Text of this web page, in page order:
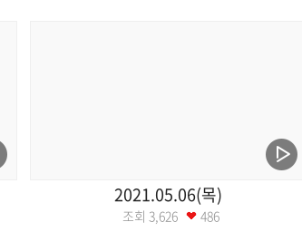
2021.05.06(목)
조회 3,626 486